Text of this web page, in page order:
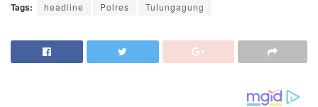
Tags: headline Polres Tulungagung